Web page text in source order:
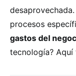
procesos
gastos del
tecnología?